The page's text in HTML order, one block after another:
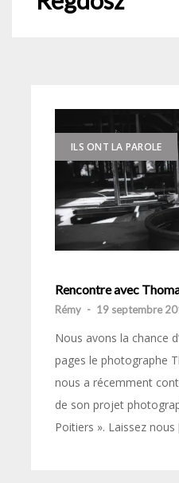
ILS ONT LA PAROLE
Rencontre avec
Rémy - 19 septembre
Nous avons la chance
pages le photographe
nous a récemment
de son projet
Poitiers ». Laissez